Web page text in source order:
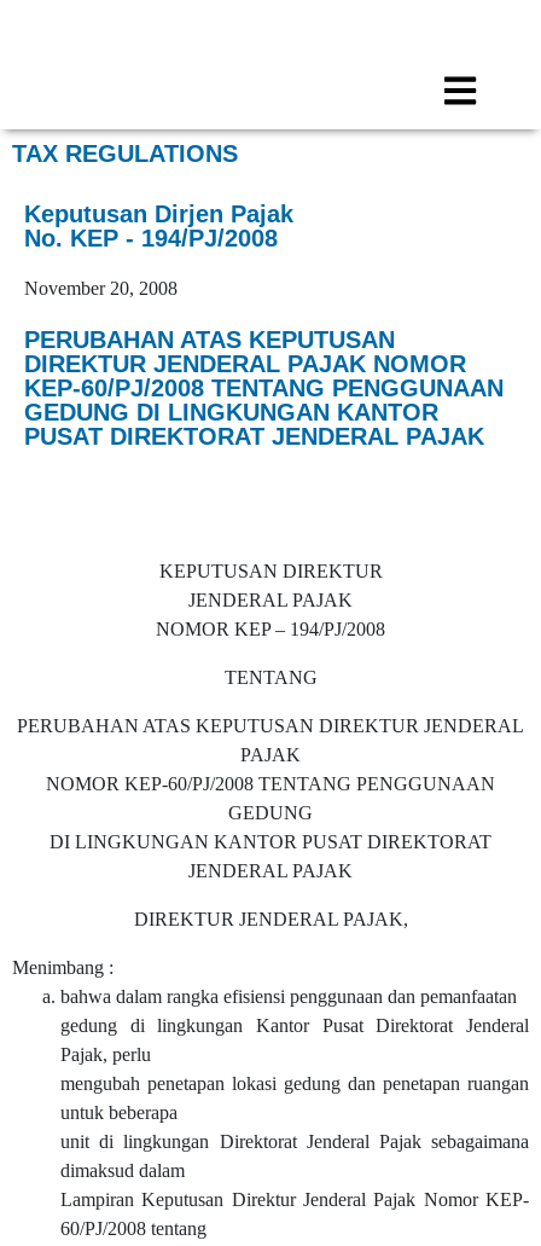
TAX REGULATIONS
Keputusan Dirjen Pajak
No. KEP - 194/PJ/2008
November 20, 2008
PERUBAHAN ATAS KEPUTUSAN
DIREKTUR JENDERAL PAJAK NOMOR
KEP-60/PJ/2008 TENTANG PENGGUNAAN
GEDUNG DI LINGKUNGAN KANTOR
PUSAT DIREKTORAT JENDERAL PAJAK
KEPUTUSAN DIREKTUR
JENDERAL PAJAK
NOMOR KEP – 194/PJ/2008
TENTANG
PERUBAHAN ATAS KEPUTUSAN DIREKTUR JENDERAL
PAJAK
NOMOR KEP-60/PJ/2008 TENTANG PENGGUNAAN
GEDUNG
DI LINGKUNGAN KANTOR PUSAT DIREKTORAT
JENDERAL PAJAK
DIREKTUR JENDERAL PAJAK,
Menimbang :
bahwa dalam rangka efisiensi penggunaan dan pemanfaatan
gedung di lingkungan Kantor Pusat Direktorat Jenderal
Pajak, perlu
mengubah penetapan lokasi gedung dan penetapan ruangan
untuk beberapa
unit di lingkungan Direktorat Jenderal Pajak sebagaimana
dimaksud dalam
Lampiran Keputusan Direktur Jenderal Pajak Nomor KEP-
60/PJ/2008 tentang